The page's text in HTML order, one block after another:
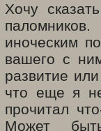
Хочу
иноческим
вашего с
развитие
что еще я
прочитал
Может